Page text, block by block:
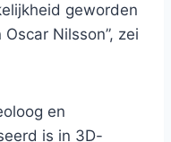
geworden
Nilsson”, zei
en
is in 3D-